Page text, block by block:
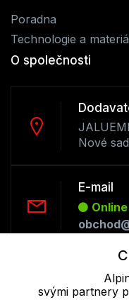
Poradna
Technologie a
O společnosti
Nové
E-mail
Online
Offline
svými partnery